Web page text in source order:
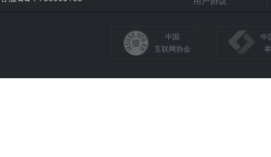
中国
互联网协会
中